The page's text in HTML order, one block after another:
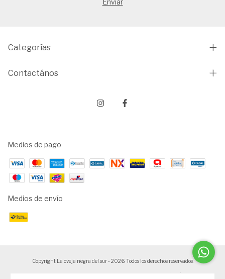
Categorías
Contactános
Medios de pago
Medios de envío
Copyright La oveja negra del sur - 2026. Todos los derechos reservados.